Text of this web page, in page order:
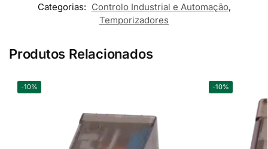
Categorias: Controlo Industrial e Automação,
Temporizadores
Produtos Relacionados
-10% -10%